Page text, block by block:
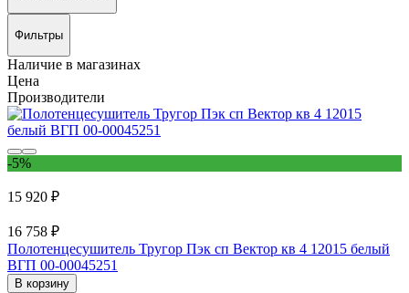
Фильтры
Наличие в магазинах
Цена
Производители
-5%
15 920 ₽
16 758 ₽
Полотенцесушитель Тругор Пэк сп Вектор кв 4 12015 белый
ВГП 00-00045251
В корзину